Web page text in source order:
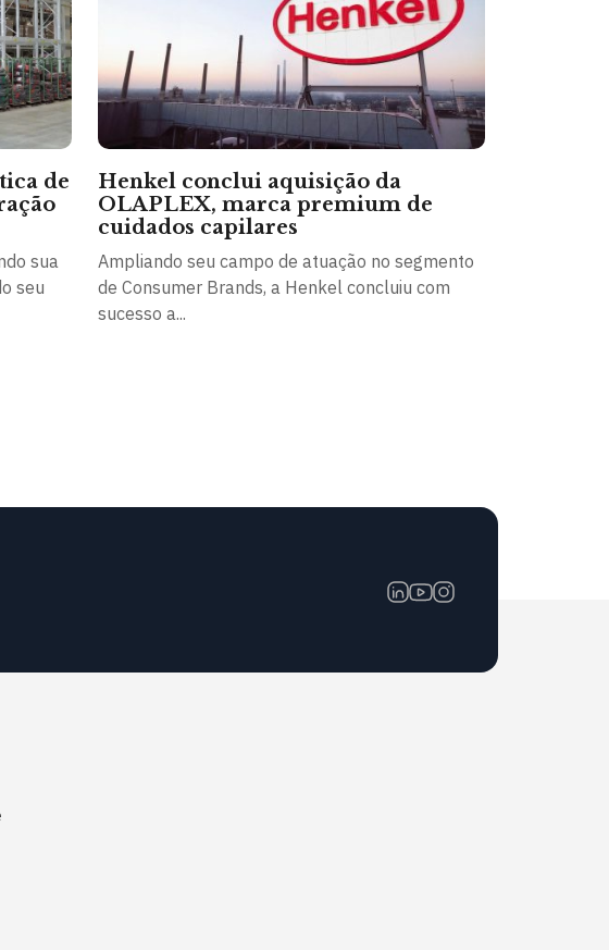
de
sua
seu
Henkel conclui aquisição da
OLAPLEX, marca premium de
cuidados capilares
Ampliando seu campo de atuação no segmento
de Consumer Brands, a Henkel concluiu com
sucesso a...